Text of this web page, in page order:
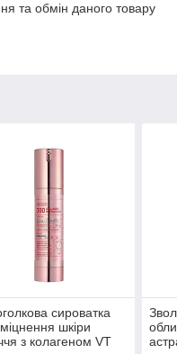
та обмін даного товару
сироватка
шкіри
з колагеном VT